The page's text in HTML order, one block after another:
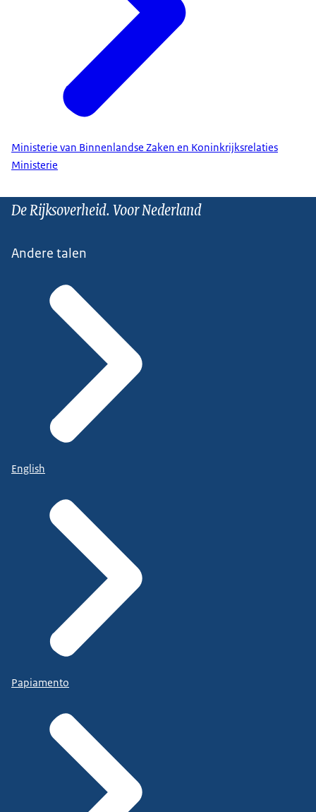
Ministerie van Binnenlandse Zaken en Koninkrijksrelaties
Ministerie
De Rijksoverheid. Voor Nederland
Andere talen
English
Papiamento